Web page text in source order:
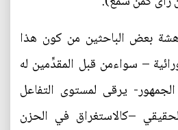
بعض الباحثين من كون هذا
– سواءمن قبل المقدِّمين له
يرقى لمستوى التفاعل
–كالاستغراق في الحزن